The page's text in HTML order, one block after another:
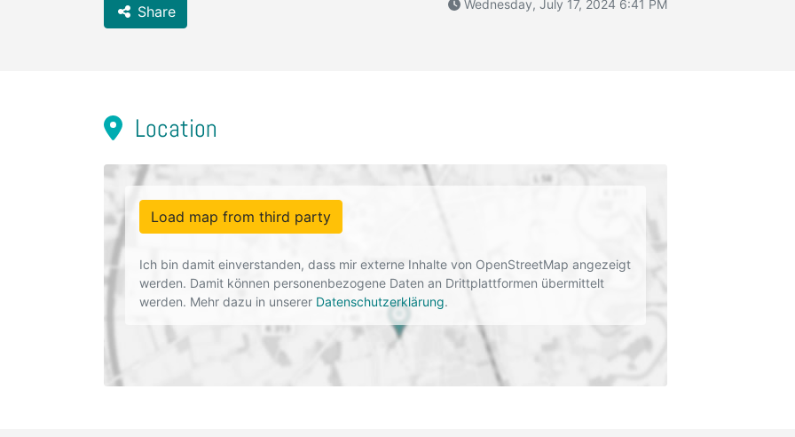
Share Wednesday, July 17, 2024 6:41 PM
Location
Load map from third party
Ich bin damit einverstanden, dass mir externe Inhalte von OpenStreetMap angezeigt
werden. Damit können personenbezogene Daten an Drittplattformen übermittelt
werden. Mehr dazu in unserer Datenschutzerklärung.